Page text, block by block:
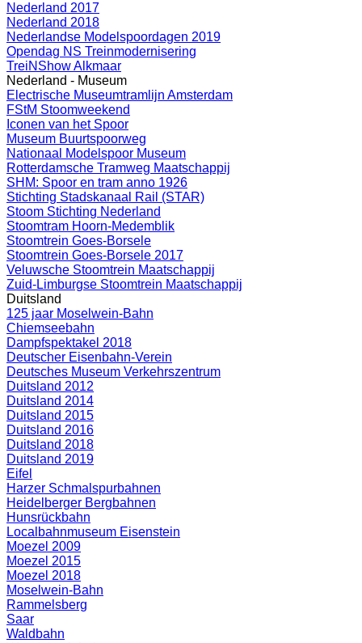
Nederland 2017
Nederland 2018
Nederlandse Modelspoordagen 2019
Opendag NS Treinmodernisering
TreiNShow Alkmaar
Nederland - Museum
Electrische Museumtramlijn Amsterdam
FStM Stoomweekend
Iconen van het Spoor
Museum Buurtspoorweg
Nationaal Modelspoor Museum
Rotterdamsche Tramweg Maatschappij
SHM: Spoor en tram anno 1926
Stichting Stadskanaal Rail (STAR)
Stoom Stichting Nederland
Stoomtram Hoorn-Medemblik
Stoomtrein Goes-Borsele
Stoomtrein Goes-Borsele 2017
Veluwsche Stoomtrein Maatschappij
Zuid-Limburgse Stoomtrein Maatschappij
Duitsland
125 jaar Moselwein-Bahn
Chiemseebahn
Dampfspektakel 2018
Deutscher Eisenbahn-Verein
Deutsches Museum Verkehrszentrum
Duitsland 2012
Duitsland 2014
Duitsland 2015
Duitsland 2016
Duitsland 2018
Duitsland 2019
Eifel
Harzer Schmalspurbahnen
Heidelberger Bergbahnen
Hunsrückbahn
Localbahnmuseum Eisenstein
Moezel 2009
Moezel 2015
Moezel 2018
Moselwein-Bahn
Rammelsberg
Saar
Waldbahn